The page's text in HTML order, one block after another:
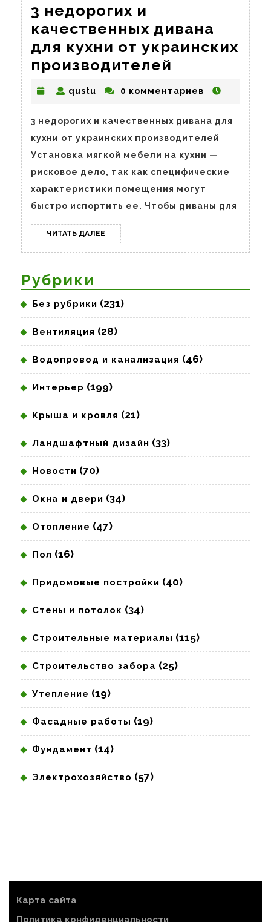
3 недорогих и
качественных дивана
для кухни от украинских
производителей
недорогих
и
дивана
для
кухни
от
украинских
qustu qustu0 комментариев
3 недорогих и качественных дивана для
кухни от украинских производителей
Установка мягкой мебели на кухни —
рисковое дело, так как специфические
характеристики помещения могут
быстро испортить ее. Чтобы диваны для
ЧИТАТЬ ДАЛЕЕ ЧИТАТЬ
ДАЛЕЕ
Рубрики
Без рубрики (231)
Вентиляция (28)
Водопровод и канализация (46)
Интерьер (199)
Крыша и кровля (21)
Ландшафтный дизайн (33)
Новости (70)
Окна и двери (34)
Отопление (47)
Пол (16)
Придомовые постройки (40)
Стены и потолок (34)
Строительные материалы (115)
Строительство забора (25)
Утепление (19)
Фасадные работы (19)
Фундамент (14)
Электрохозяйство (57)
Карта сайта
Политика конфиденциальности